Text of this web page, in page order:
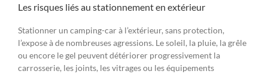
Les risques liés au stationnement en extérieur
Stationner un camping-car à l’extérieur, sans protection,
l’expose à de nombreuses agressions. Le soleil, la pluie, la grêle
ou encore le gel peuvent détériorer progressivement la
carrosserie, les joints, les vitrages ou les équipements